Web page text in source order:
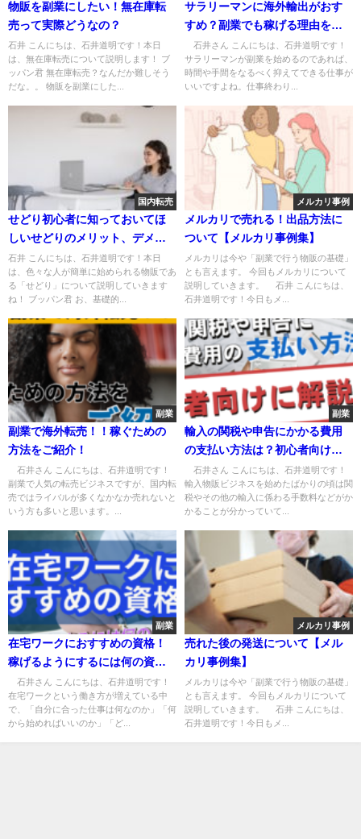
物販を副業にしたい！無在庫転
売って実際どうなの？
石井 こんにちは、石井道明です！本日
は、無在庫転売について説明します！ ブ
ッパン君 無在庫転売？なんだか難しそう
だな。。 物販を副業にした...
サラリーマンに海外輸出がおす
すめ？副業でも稼げる理由を解
説！★
石井さん こんにちは、石井道明です！
サラリーマンが副業を始めるのであれば、
時間や手間をなるべく抑えてできる仕事が
いいですよね。仕事終わり...
国内転売
せどり初心者に知っておいてほ
しいせどりのメリット、デメリ
ット【国内転売】
石井 こんにちは、石井道明です！本日
は、色々な人が簡単に始められる物販であ
る「せどり」について説明していきます
ね！ ブッパン君 お、基礎的...
メルカリ事例
メルカリで売れる！出品方法に
ついて【メルカリ事例集】
メルカリは今や「副業で行う物販の基礎」
とも言えます。 今回もメルカリについて
説明していきます。 石井 こんにちは、
石井道明です！今日もメ...
副業
副業で海外転売！！稼ぐための
方法をご紹介！
石井さん こんにちは、石井道明です！
副業で人気の転売ビジネスですが、国内転
売ではライバルが多くなかなか売れないと
いう方も多いと思います。...
副業
輸入の関税や申告にかかる費用
の支払い方法は？初心者向けに
解説！！
石井さん こんにちは、石井道明です！
輸入物販ビジネスを始めたばかりの頃は関
税やその他の輸入に係わる手数料などがか
かることが分かっていて...
副業
在宅ワークにおすすめの資格！
稼げるようにするには何の資格
が良い？
石井さん こんにちは、石井道明です！
在宅ワークという働き方が増えている中
で、「自分に合った仕事は何なのか」「何
から始めればいいのか」「ど...
メルカリ事例
売れた後の発送について【メル
カリ事例集】
メルカリは今や「副業で行う物販の基礎」
とも言えます。 今回もメルカリについて
説明していきます。 石井 こんにちは、
石井道明です！今日もメ...